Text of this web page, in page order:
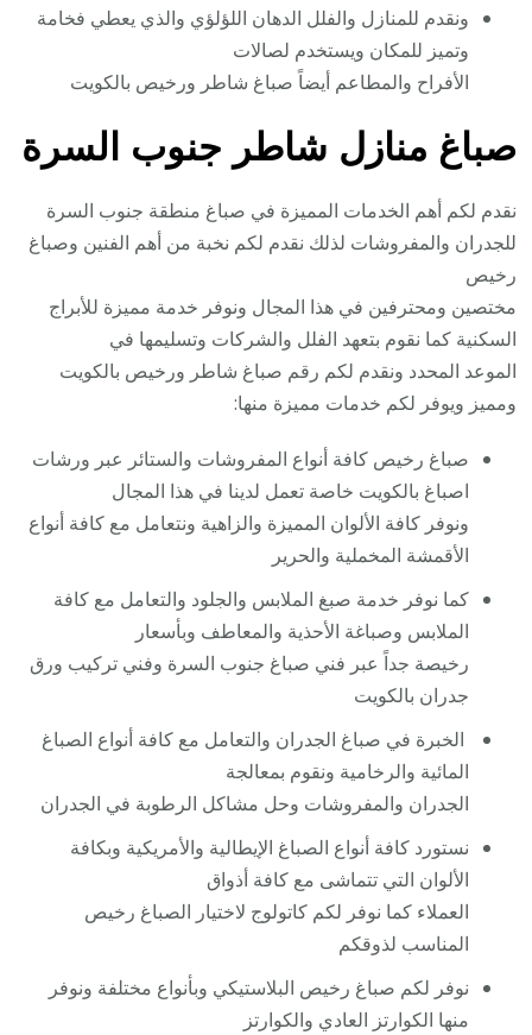
ونقدم للمنازل والفلل الدهان اللؤلؤي والذي يعطي فخامة
وتميز للمكان ويستخدم لصالات
الأفراح والمطاعم أيضاً صباغ شاطر ورخيص بالكويت
صباغ منازل شاطر جنوب السرة
نقدم لكم أهم الخدمات المميزة في صباغ منطقة جنوب السرة
للجدران والمفروشات لذلك نقدم لكم نخبة من أهم الفنين وصباغ
رخيص
مختصين ومحترفين في هذا المجال ونوفر خدمة مميزة للأبراج
السكنية كما نقوم بتعهد الفلل والشركات وتسليمها في
الموعد المحدد ونقدم لكم رقم صباغ شاطر ورخيص بالكويت
ومميز ويوفر لكم خدمات مميزة منها:
صباغ رخيص كافة أنواع المفروشات والستائر عبر ورشات
اصباغ بالكويت خاصة تعمل لدينا في هذا المجال
ونوفر كافة الألوان المميزة والزاهية ونتعامل مع كافة أنواع
الأقمشة المخملية والحرير
كما نوفر خدمة صبغ الملابس والجلود والتعامل مع كافة
الملابس وصباغة الأحذية والمعاطف وبأسعار
رخيصة جداً عبر فني صباغ جنوب السرة وفني تركيب ورق
جدران بالكويت
الخبرة في صباغ الجدران والتعامل مع كافة أنواع الصباغ
المائية والرخامية ونقوم بمعالجة
الجدران والمفروشات وحل مشاكل الرطوبة في الجدران
نستورد كافة أنواع الصباغ الإيطالية والأمريكية وبكافة
الألوان التي تتماشى مع كافة أذواق
العملاء كما نوفر لكم كاتولوج لاختيار الصباغ رخيص
المناسب لذوقكم
نوفر لكم صباغ رخيص البلاستيكي وبأنواع مختلفة ونوفر
منها الكوارتز العادي والكوارتز